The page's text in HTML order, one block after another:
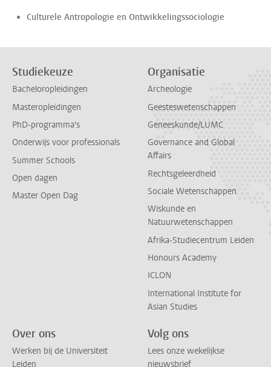
Culturele Antropologie en Ontwikkelingssociologie
Studiekeuze
Bacheloropleidingen
Masteropleidingen
PhD-programma's
Onderwijs voor professionals
Summer Schools
Open dagen
Master Open Dag
Organisatie
Archeologie
Geesteswetenschappen
Geneeskunde/LUMC
Governance and Global
Affairs
Rechtsgeleerdheid
Sociale Wetenschappen
Wiskunde en
Natuurwetenschappen
Afrika-Studiecentrum Leiden
Honours Academy
ICLON
International Institute for
Asian Studies
Over ons
Werken bij de Universiteit
Leiden
Volg ons
Lees onze wekelijkse
nieuwsbrief